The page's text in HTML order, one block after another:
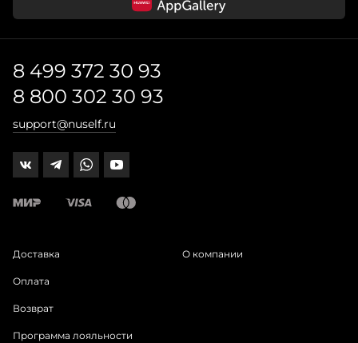
8 499 372 30 93
8 800 302 30 93
support@nuself.ru
Доставка
Оплата
Возврат
Программа лояльности
О компании